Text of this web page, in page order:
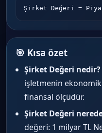
Şirket Değeri =
🎯 Kısa özet
Şirket Değeri nedir?
işletmenin
finansal ölçüdür.
Şirket Değeri
değeri: 1 milyar TL